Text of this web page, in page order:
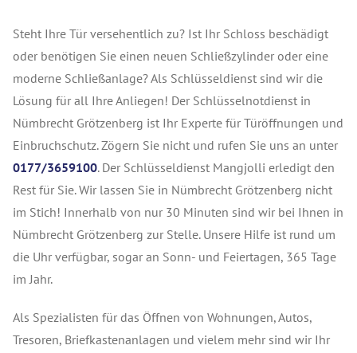
Steht Ihre Tür versehentlich zu? Ist Ihr Schloss beschädigt
oder benötigen Sie einen neuen Schließzylinder oder eine
moderne Schließanlage? Als Schlüsseldienst sind wir die
Lösung für all Ihre Anliegen! Der Schlüsselnotdienst in
Nümbrecht Grötzenberg ist Ihr Experte für Türöffnungen und
Einbruchschutz. Zögern Sie nicht und rufen Sie uns an unter
0177/3659100. Der Schlüsseldienst Mangjolli erledigt den
Rest für Sie. Wir lassen Sie in Nümbrecht Grötzenberg nicht
im Stich! Innerhalb von nur 30 Minuten sind wir bei Ihnen in
Nümbrecht Grötzenberg zur Stelle. Unsere Hilfe ist rund um
die Uhr verfügbar, sogar an Sonn- und Feiertagen, 365 Tage
im Jahr.
Als Spezialisten für das Öffnen von Wohnungen, Autos,
Tresoren, Briefkastenanlagen und vielem mehr sind wir Ihr